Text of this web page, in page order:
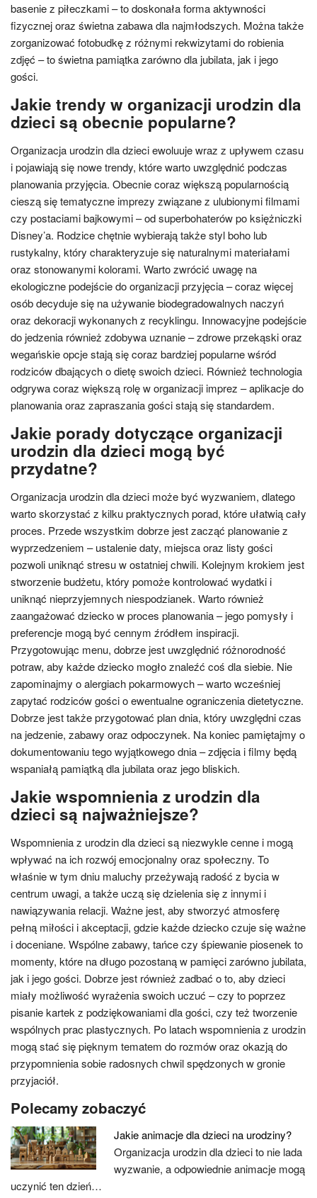
basenie z piłeczkami – to doskonała forma aktywności
fizycznej oraz świetna zabawa dla najmłodszych. Można także
zorganizować fotobudkę z różnymi rekwizytami do robienia
zdjęć – to świetna pamiątka zarówno dla jubilata, jak i jego
gości.
Jakie trendy w organizacji urodzin dla
dzieci są obecnie popularne?
Organizacja urodzin dla dzieci ewoluuje wraz z upływem czasu
i pojawiają się nowe trendy, które warto uwzględnić podczas
planowania przyjęcia. Obecnie coraz większą popularnością
cieszą się tematyczne imprezy związane z ulubionymi filmami
czy postaciami bajkowymi – od superbohaterów po księżniczki
Disney’a. Rodzice chętnie wybierają także styl boho lub
rustykalny, który charakteryzuje się naturalnymi materiałami
oraz stonowanymi kolorami. Warto zwrócić uwagę na
ekologiczne podejście do organizacji przyjęcia – coraz więcej
osób decyduje się na używanie biodegradowalnych naczyń
oraz dekoracji wykonanych z recyklingu. Innowacyjne podejście
do jedzenia również zdobywa uznanie – zdrowe przekąski oraz
wegańskie opcje stają się coraz bardziej popularne wśród
rodziców dbających o dietę swoich dzieci. Również technologia
odgrywa coraz większą rolę w organizacji imprez – aplikacje do
planowania oraz zapraszania gości stają się standardem.
Jakie porady dotyczące organizacji
urodzin dla dzieci mogą być
przydatne?
Organizacja urodzin dla dzieci może być wyzwaniem, dlatego
warto skorzystać z kilku praktycznych porad, które ułatwią cały
proces. Przede wszystkim dobrze jest zacząć planowanie z
wyprzedzeniem – ustalenie daty, miejsca oraz listy gości
pozwoli uniknąć stresu w ostatniej chwili. Kolejnym krokiem jest
stworzenie budżetu, który pomoże kontrolować wydatki i
uniknąć nieprzyjemnych niespodzianek. Warto również
zaangażować dziecko w proces planowania – jego pomysły i
preferencje mogą być cennym źródłem inspiracji.
Przygotowując menu, dobrze jest uwzględnić różnorodność
potraw, aby każde dziecko mogło znaleźć coś dla siebie. Nie
zapominajmy o alergiach pokarmowych – warto wcześniej
zapytać rodziców gości o ewentualne ograniczenia dietetyczne.
Dobrze jest także przygotować plan dnia, który uwzględni czas
na jedzenie, zabawy oraz odpoczynek. Na koniec pamiętajmy o
dokumentowaniu tego wyjątkowego dnia – zdjęcia i filmy będą
wspaniałą pamiątką dla jubilata oraz jego bliskich.
Jakie wspomnienia z urodzin dla
dzieci są najważniejsze?
Wspomnienia z urodzin dla dzieci są niezwykle cenne i mogą
wpływać na ich rozwój emocjonalny oraz społeczny. To
właśnie w tym dniu maluchy przeżywają radość z bycia w
centrum uwagi, a także uczą się dzielenia się z innymi i
nawiązywania relacji. Ważne jest, aby stworzyć atmosferę
pełną miłości i akceptacji, gdzie każde dziecko czuje się ważne
i doceniane. Wspólne zabawy, tańce czy śpiewanie piosenek to
momenty, które na długo pozostaną w pamięci zarówno jubilata,
jak i jego gości. Dobrze jest również zadbać o to, aby dzieci
miały możliwość wyrażenia swoich uczuć – czy to poprzez
pisanie kartek z podziękowaniami dla gości, czy też tworzenie
wspólnych prac plastycznych. Po latach wspomnienia z urodzin
mogą stać się pięknym tematem do rozmów oraz okazją do
przypomnienia sobie radosnych chwil spędzonych w gronie
przyjaciół.
Polecamy zobaczyć
Jakie animacje dla dzieci na urodziny?
Organizacja urodzin dla dzieci to nie lada
wyzwanie, a odpowiednie animacje mogą
uczynić ten dzień…